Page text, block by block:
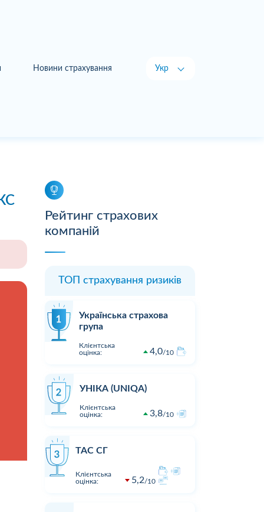
Новини страхування Укр
Рейтинг страхових
компаній
ТОП страхування ризиків
Українська страхова
група
Клієнтська
оцінка:
4,0 10
УНІКА (UNIQA)
Клієнтська
оцінка:
3,8 10
ТАС СГ
Клієнтська
оцінка:
5,2 10